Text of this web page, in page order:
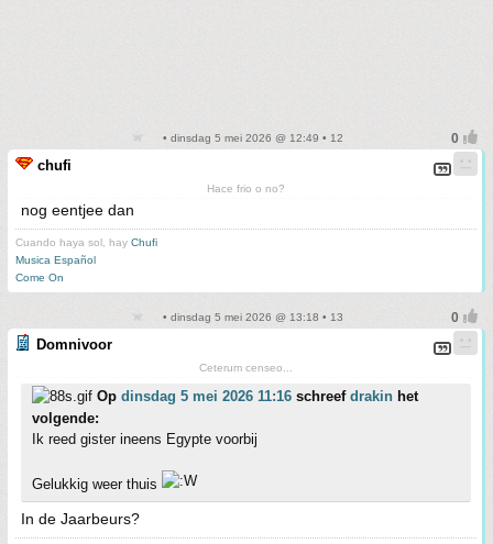
• dinsdag 5 mei 2026 @ 12:49 • 12
chufi
Hace frio o no?
nog eentjee dan
Cuando haya sol, hay Chufi
Musica Español
Come On
• dinsdag 5 mei 2026 @ 13:18 • 13
Domnivoor
Ceterum censeo...
Op dinsdag 5 mei 2026 11:16 schreef drakin het
volgende:
Ik reed gister ineens Egypte voorbij
Gelukkig weer thuis
In de Jaarbeurs?